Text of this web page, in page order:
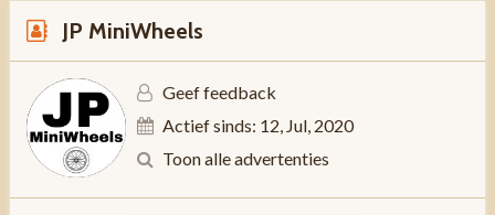
JP MiniWheels
Geef feedback
Actief sinds: 12, Jul, 2020
Toon alle advertenties